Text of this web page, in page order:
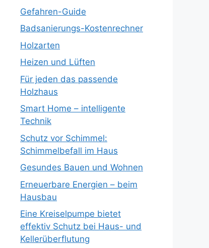
Gefahren-Guide
Badsanierungs-Kostenrechner
Holzarten
Heizen und Lüften
Für jeden das passende
Holzhaus
Smart Home – intelligente
Technik
Schutz vor Schimmel:
Schimmelbefall im Haus
Gesundes Bauen und Wohnen
Erneuerbare Energien – beim
Hausbau
Eine Kreiselpumpe bietet
effektiv Schutz bei Haus- und
Kellerüberflutung